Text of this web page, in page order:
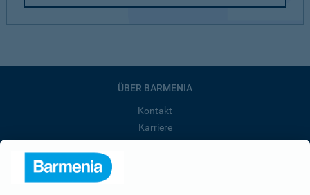
ÜBER BARMENIA
Kontakt
Karriere